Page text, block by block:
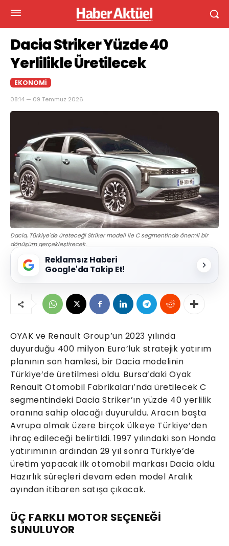
Dacia Striker Yüzde 40
Yerlilikle Üretilecek
EKONOMI
08:14 — 09 Temmuz 2026
Dacia, Türkiye'de üreteceği Striker modeli ile C segmentinde önemli bir
dönüşüm gerçekleştirecek.
Reklamsız Haberi
Google'da Takip Et!
OYAK ve Renault Group’un 2023 yılında
duyurduğu 400 milyon Euro’luk stratejik yatırım
planının son hamlesi, bir Dacia modelinin
Türkiye’de üretilmesi oldu. Bursa’daki Oyak
Renault Otomobil Fabrikaları’nda üretilecek C
segmentindeki Dacia Striker’ın yüzde 40 yerlilik
oranına sahip olacağı duyuruldu. Aracın başta
Avrupa olmak üzere birçok ülkeye Türkiye’den
ihraç edileceği belirtildi. 1997 yılındaki son Honda
yatırımının ardından 29 yıl sonra Türkiye’de
üretim yapacak ilk otomobil markası Dacia oldu.
Hazırlık süreçleri devam eden model Aralık
ayından itibaren satışa çıkacak.
ÜÇ FARKLI MOTOR SEÇENEĞİ
SUNULUYOR